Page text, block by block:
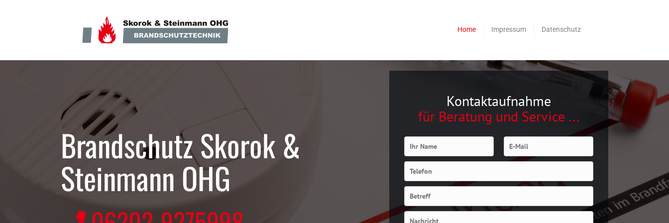
Home Impressum Datenschutz
Brandschutz Skorok &
Steinmann OHG
Kontaktaufnahme
für Beratung und Service ...
Ihr Name E-Mail
Telefon
Betreff
Nachricht